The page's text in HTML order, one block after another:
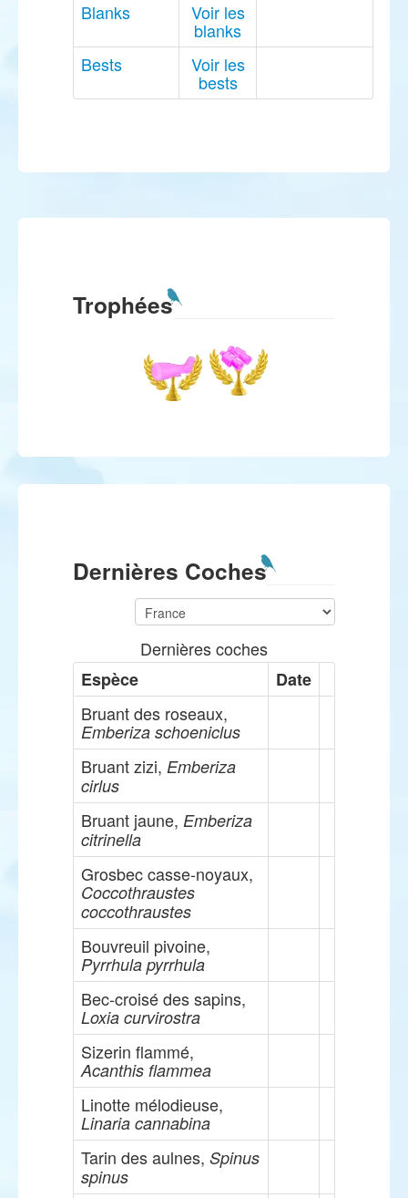
Blanks Voir les
blanks
Bests
Voir les
bests
Trophées
Dernières Coches
Dernières coches
Espèce
Date
Bruant des roseaux,
Emberiza schoeniclus
Bruant zizi, Emberiza
cirlus
Bruant jaune, Emberiza
citrinella
Grosbec casse-noyaux,
Coccothraustes
coccothraustes
Bouvreuil pivoine,
Pyrrhula pyrrhula
Bec-croisé des sapins,
Loxia curvirostra
Sizerin flammé,
Acanthis flammea
Linotte mélodieuse,
Linaria cannabina
Tarin des aulnes, Spinus
spinus